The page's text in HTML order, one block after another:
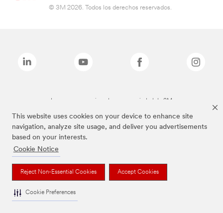
This website uses cookies on your device to enhance site
navigation, analyze site usage, and deliver you advertisements
based on your interests.
Cookie Notice
Reject Non-Essential Cookies Accept Cookies
Cookie Preferences
© 3M 2026. Todos los derechos reservados.
Las marcas mencionadas son propiedad de 3M